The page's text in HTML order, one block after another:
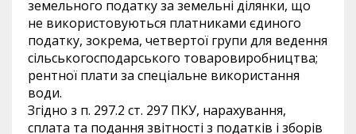
земельного податку за земельні ділянки, що
не використовуються платниками єдиного
податку, зокрема, четвертої групи для ведення
сільськогосподарського товаровиробництва;
рентної плати за спеціальне використання
води.
Згідно з п. 297.2 ст. 297 ПКУ, нарахування,
сплата та подання звітності з податків і зборів